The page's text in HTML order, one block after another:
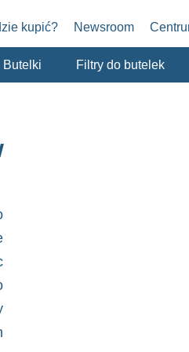
kupić? Newsroom
Butelki Filtry do butelek